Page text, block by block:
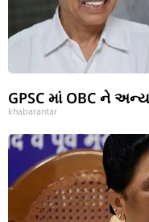
GPSC માં OBC ને
khabarantar